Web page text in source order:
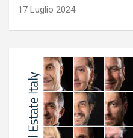
17 Luglio 2024